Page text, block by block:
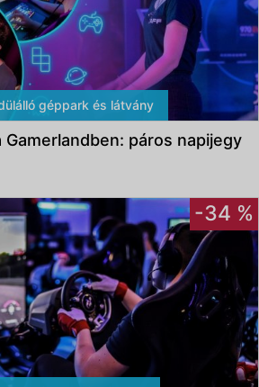
géppark és látvány
Gamerlandben: páros napijegy
-34 %